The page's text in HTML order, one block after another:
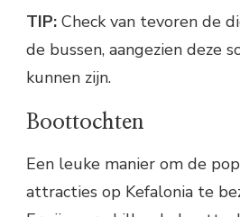
TIP: Check van tevoren de
de bussen, aangezien deze
kunnen zijn.
Boottochten
Een leuke manier om de
attracties op Kefalonia te